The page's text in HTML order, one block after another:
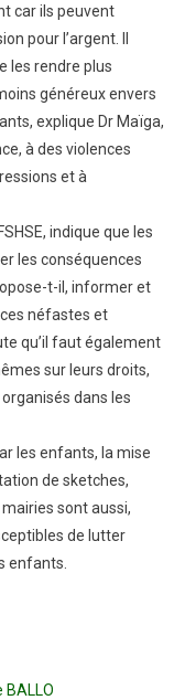
car ils peuvent
pour l’argent. Il
les rendre plus
généreux envers
explique Dr Maïga,
à des violences
et à
indique que les
les conséquences
t-il, informer et
néfastes et
qu’il faut également
sur leurs droits,
dans les
les enfants, la mise
de sketches,
sont aussi,
de lutter
enfants.
BALLO